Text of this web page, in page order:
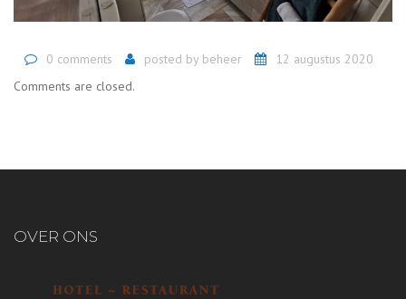
0 comments posted by beheer
12 augustus 2020
Comments are closed.
OVER ONS